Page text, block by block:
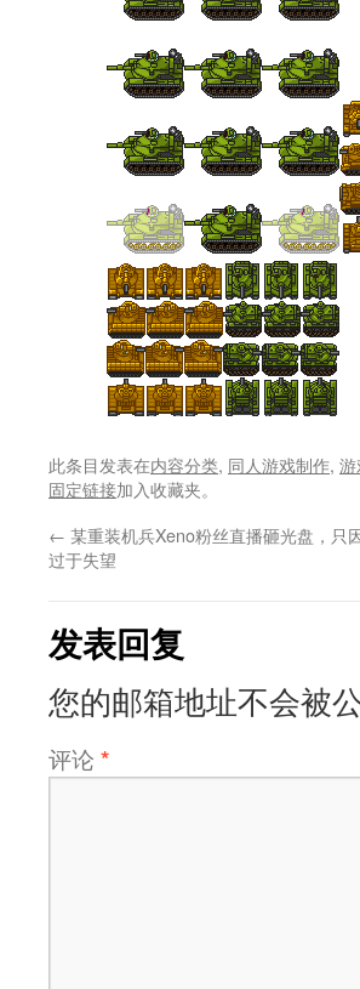
此条目发表在内容分类, 同人游戏制作,
固定链接加入收藏夹。
← 某重装机兵Xeno粉丝直播砸光盘，只
过于失望
发表回复
您的邮箱地址不会被公
评论 *